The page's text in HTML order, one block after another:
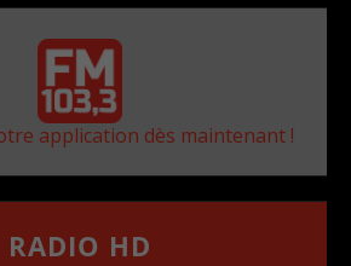
application dès maintenant !
RADIO HD